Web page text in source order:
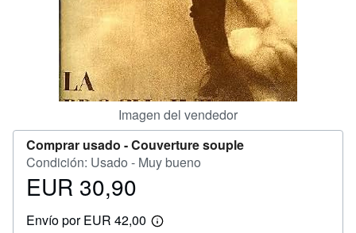
Imagen del vendedor
Comprar usado -Couverture souple
Condición: Usado - Muy bueno
Precio
30,90
EUR 30,90
Envío por EUR 42,00
Más